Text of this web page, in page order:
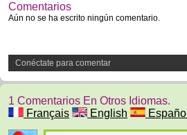
Comentarios
Aún no se ha escrito ningún comentario.
Conéctate para comentar
1 Comentarios En Otros Idiomas.
Français
English Español